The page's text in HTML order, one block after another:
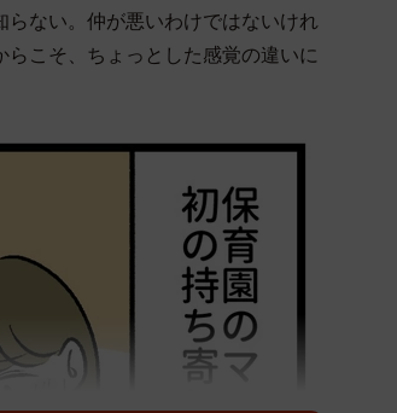
ない。仲が悪いわけではないけれ
こそ、ちょっとした感覚の違いに